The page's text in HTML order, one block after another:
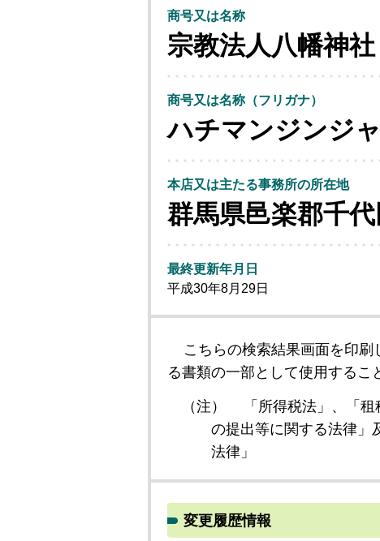
商号又は名称
宗教法人八幡神社
商号又は名称（フリガナ）
ハチマンジンジャ
本店又は主たる事務所の所在地
群馬県邑楽郡千
最終更新年月日
平成30年8月29日
こちらの検索結果画面を印
る書類の一部として使用するこ
（注）
「所得税法」、「
の提出等に関する法律」
法律」
変更履歴情報